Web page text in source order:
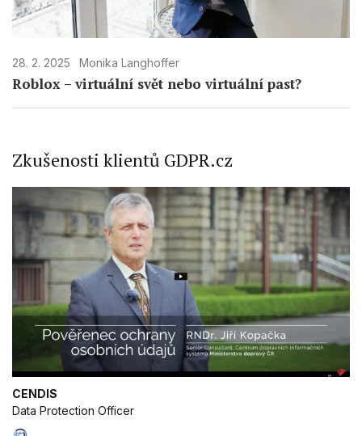
28. 2. 2025 Monika Langhoffer
Roblox – virtuální svět nebo virtuální past?
Zkušenosti klientů GDPR.cz
CENDIS
Data Protection Officer